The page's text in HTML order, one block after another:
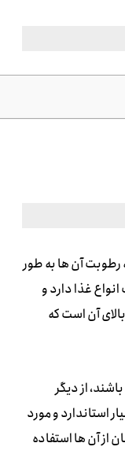
رطوبت آن ها به طور
غذا دارد و
آن است که
از دیگر
استاندارد و مورد
از آن ها استفاده